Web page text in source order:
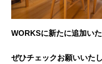
WORKSに新たに追加いた
ぜひチェックお願いいた